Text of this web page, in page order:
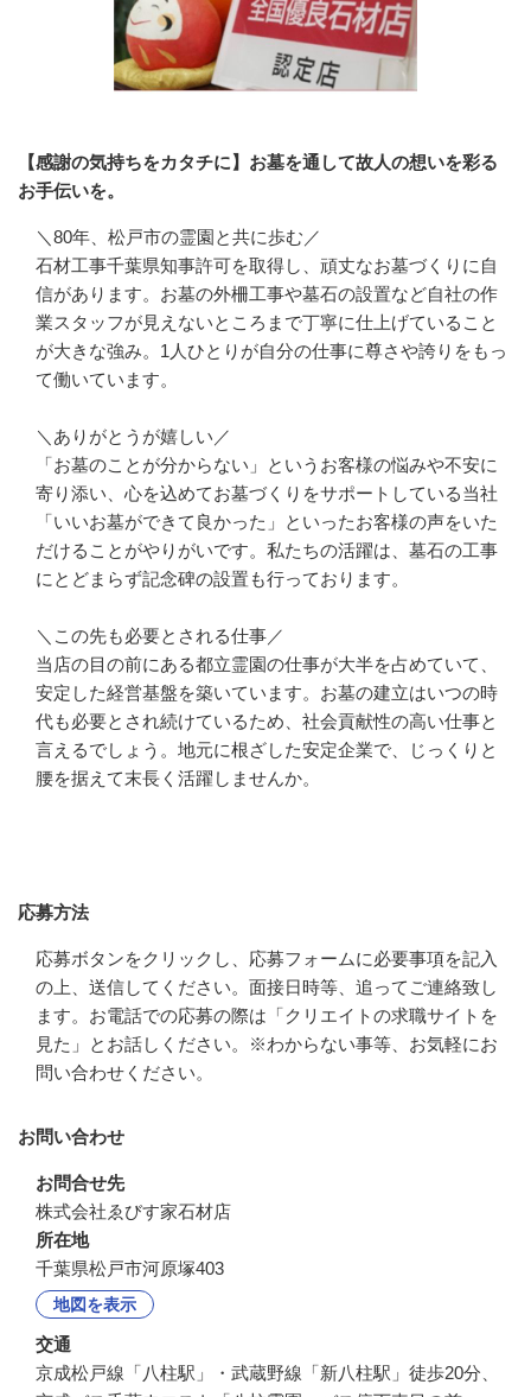
【感謝の気持ちをカタチに】お墓を通して故人の想いを彩る
お手伝いを。
＼80年、松戸市の霊園と共に歩む／
石材工事千葉県知事許可を取得し、頑丈なお墓づくりに自
信があります。お墓の外柵工事や墓石の設置など自社の作
業スタッフが見えないところまで丁寧に仕上げていること
が大きな強み。1人ひとりが自分の仕事に尊さや誇りをもっ
て働いています。
＼ありがとうが嬉しい／
「お墓のことが分からない」というお客様の悩みや不安に
寄り添い、心を込めてお墓づくりをサポートしている当社
「いいお墓ができて良かった」といったお客様の声をいた
だけることがやりがいです。私たちの活躍は、墓石の工事
にとどまらず記念碑の設置も行っております。
＼この先も必要とされる仕事／
当店の目の前にある都立霊園の仕事が大半を占めていて、
安定した経営基盤を築いています。お墓の建立はいつの時
代も必要とされ続けているため、社会貢献性の高い仕事と
言えるでしょう。地元に根ざした安定企業で、じっくりと
腰を据えて末長く活躍しませんか。
応募方法
応募ボタンをクリックし、応募フォームに必要事項を記入
の上、送信してください。面接日時等、追ってご連絡致し
ます。お電話での応募の際は「クリエイトの求職サイトを
見た」とお話しください。※わからない事等、お気軽にお
問い合わせください。
お問い合わせ
お問合せ先
株式会社ゑびす家石材店
所在地
千葉県松戸市河原塚403
地図を表示
交通
京成松戸線「八柱駅」・武蔵野線「新八柱駅」徒歩20分、